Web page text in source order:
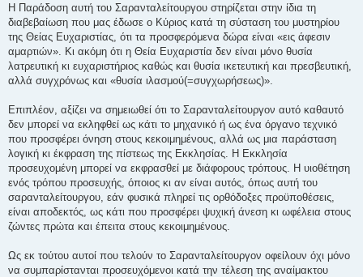
Η Παράδοση αυτή του Σαρανταλείτουργου στηρίζεται στην ίδια τη
διαβεβαίωση που μας έδωσε ο Κύριος κατά τη σύσταση του μυστηρίου
της Θείας Ευχαριστίας, ότι τα προσφερόμενα δώρα είναι «εις άφεσιν
αμαρτιών». Κι ακόμη ότι η Θεία Ευχαριστία δεν είναι μόνο θυσία
λατρευτική κι ευχαριστήριος καθώς και θυσία ικετευτική και πρεσβευτική,
αλλά συγχρόνως και «θυσία ιλασμού(=συγχωρήσεως)».
Επιπλέον, αξίζει να σημειωθεί ότι το Σαρανταλείτουργον αυτό καθαυτό
δεν μπορεί να εκληφθεί ως κάτι το μηχανικό ή ως ένα όργανο τεχνικό
που προσφέρει όνηση στους κεκοιμημένους, αλλά ως μια παράσταση
λογική κι έκφραση της πίστεως της Εκκλησίας. Η Εκκλησία
προσευχομένη μπορεί να εκφρασθεί με διάφορους τρόπους. Η υιοθέτηση
ενός τρόπου προσευχής, όποιος κι αν είναι αυτός, όπως αυτή του
σαρανταλείτουργου, εάν φυσικά πληρεί τις ορθόδοξες προϋποθέσεις,
είναι αποδεκτός, ως κάτι που προσφέρει ψυχική άνεση κι ωφέλεια στους
ζώντες πρώτα και έπειτα στους κεκοιμημένους.
Ως εκ τούτου αυτοί που τελούν το Σαρανταλείτουργον οφείλουν όχι μόνο
να συμπαρίστανται προσευχόμενοι κατά την τέλεση της αναίμακτου